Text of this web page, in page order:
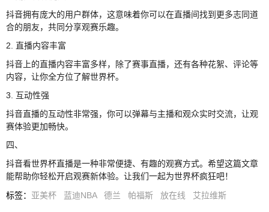
抖音拥有庞大的用户群体，这意味着你可以在直播间找到更多志同道
合的朋友，共同分享观赛乐趣。
2. 直播内容丰富
抖音上的直播内容丰富多样，除了赛事直播，还有各种花絮、评论等
内容，让你全方位了解世界杯。
3. 互动性强
抖音直播的互动性非常强，你可以弹幕与主播和观众实时交流，让观
赛体验更加畅快。
四、
抖音看世界杯直播是一种非常便捷、有趣的观赛方式。希望这篇文章
能帮助你轻松开启观赛新体验。让我们一起为世界杯疯狂吧！
标签： 亚美杯 蓝迪NBA 德兰 帕福斯 放在线 艾拉维斯